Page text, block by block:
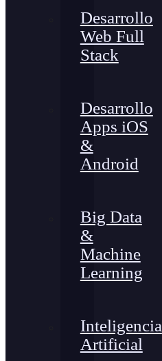
Desarrollo
Web Full
Stack
Desarrollo
Apps iOS
&
Android
Big Data
&
Machine
Learning
Inteligencia
Artificial